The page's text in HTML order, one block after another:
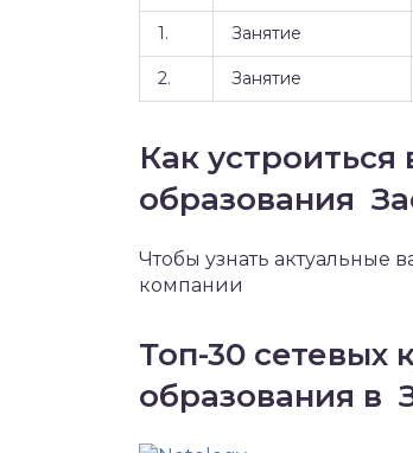
1. Занятие
2. Занятие
Как
образования
Чтобы узнать актуальные
компании
Топ-30 сетевых
образования в